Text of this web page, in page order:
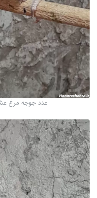
عدد جوجه مرغ